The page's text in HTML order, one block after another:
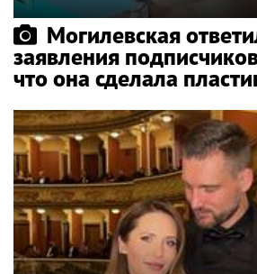
Могилевская
заявления
что она сделала